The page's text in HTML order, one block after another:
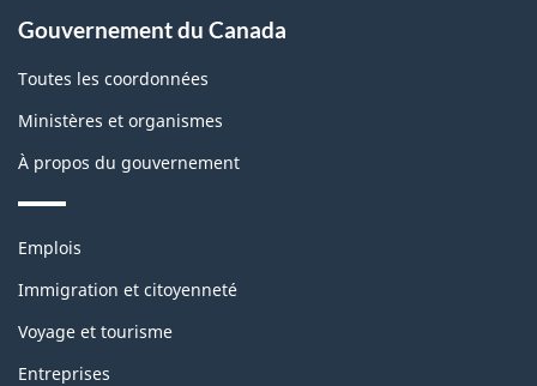
Gouvernement du Canada
Toutes les coordonnées
Ministères et organismes
À propos du gouvernement
Thèmes
sujets
Emplois
Immigration et citoyenneté
Voyage et tourisme
Entreprises